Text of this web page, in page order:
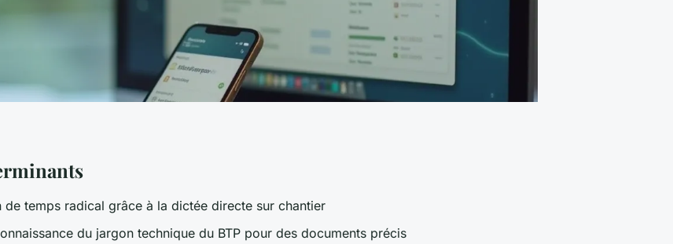
de temps radical grâce à la dictée directe sur chantier
du jargon technique du BTP pour des documents précis